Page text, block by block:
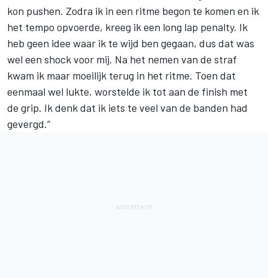
kon pushen. Zodra ik in een ritme begon te komen en ik
het tempo opvoerde, kreeg ik een long lap penalty. Ik
heb geen idee waar ik te wijd ben gegaan, dus dat was
wel een shock voor mij. Na het nemen van de straf
kwam ik maar moeilijk terug in het ritme. Toen dat
eenmaal wel lukte, worstelde ik tot aan de finish met
de grip. Ik denk dat ik iets te veel van de banden had
gevergd.”